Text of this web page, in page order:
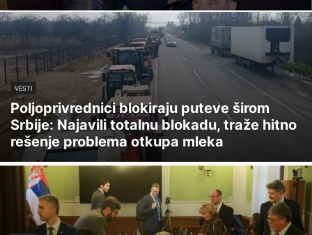
VESTI
Poljoprivrednici blokiraju puteve širom
Srbije: Najavili totalnu blokadu, traže hitno
rešenje problema otkupa mleka